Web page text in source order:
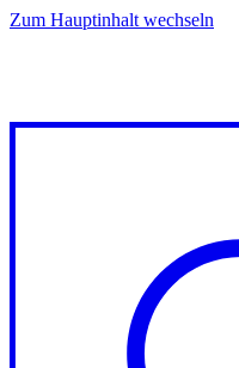
Zum Hauptinhalt wechseln